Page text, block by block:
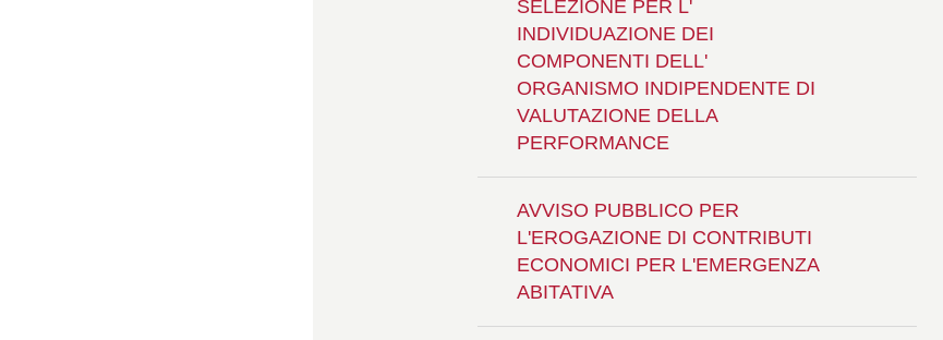
SELEZIONE PER L'
INDIVIDUAZIONE DEI
COMPONENTI DELL'
ORGANISMO INDIPENDENTE DI
VALUTAZIONE DELLA
PERFORMANCE
AVVISO PUBBLICO PER
L'EROGAZIONE DI CONTRIBUTI
ECONOMICI PER L'EMERGENZA
ABITATIVA